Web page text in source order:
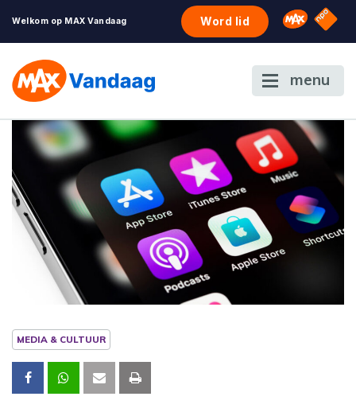
Welkom op MAX Vandaag Word lid Omroep
NPO
menu
MEDIA & CULTUUR